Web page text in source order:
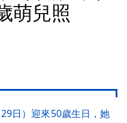
萌兒照
日）迎來50歲生日，她